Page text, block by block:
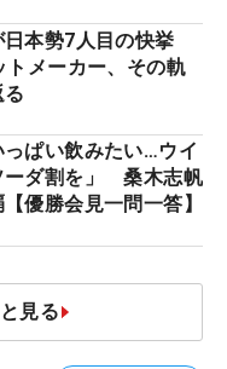
日本勢7人目の快挙
トメーカー、その軌
っぱい飲みたい…ウイ
ーダ割を」 桑木志帆
優勝会見一問一答】
見る